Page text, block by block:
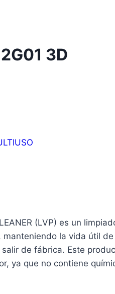
3D
(LVP) es un
la vida útil
de fábrica. Este
ya que no contiene